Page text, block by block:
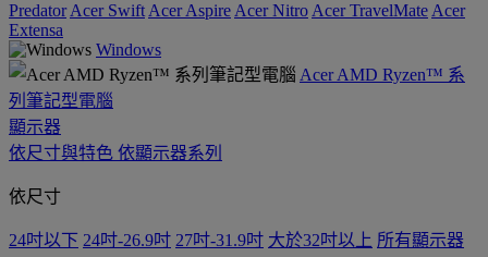
Predator Acer Swift Acer Aspire Acer Nitro Acer TravelMate Acer
Extensa
Windows
Acer AMD Ryzen™ 系
列筆記型電腦
顯示器
依尺寸與特色 依顯示器系列
依尺寸
24吋以下 24吋-26.9吋 27吋-31.9吋 大於32吋以上 所有顯示器